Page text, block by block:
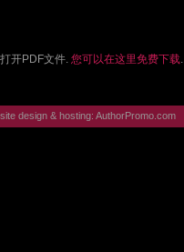
开PDF文件. 您可以在这里免费下载.
design & hosting: AuthorPromo.com